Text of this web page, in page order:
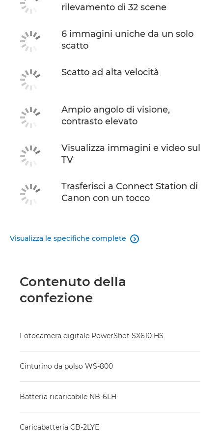
rilevamento di 32 scene
6 immagini uniche da un solo
scatto
Scatto ad alta velocità
Ampio angolo di visione,
contrasto elevato
Visualizza immagini e video sul
TV
Trasferisci a Connect Station di
Canon con un tocco
Visualizza le specifiche complete 
Contenuto della
confezione
Fotocamera digitale PowerShot SX610 HS
Cinturino da polso WS-800
Batteria ricaricabile NB-6LH
Caricabatteria CB-2LYE